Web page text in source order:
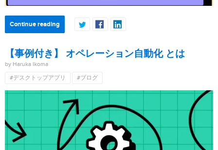
Continue reading
【事例付き】 オペレーション自動化 とは
by Haruka Ikoma
#デスクトップアプリ
#ブログ